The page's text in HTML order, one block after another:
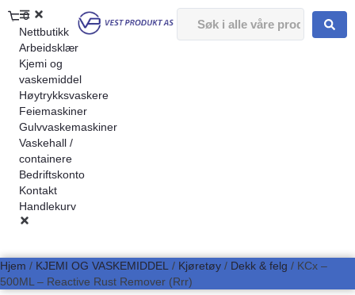
0
Nettbutikk
Arbeidsklær
Kjemi og
vaskemiddel
Høytrykksvaskere
Feiemaskiner
Gulvvaskemaskiner
Vaskehall /
containere
Bedriftskonto
Kontakt
Handlekurv
Hjem / KJEMI OG VASKEMIDDEL / Kjøretøy / Dekk & felg / KCx –
500ML – Reactive Rust Remover (Rrr)